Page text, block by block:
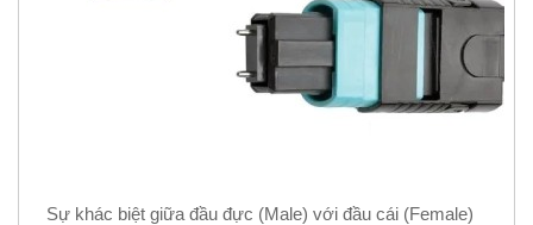
Sự khác biệt giữa đầu đực (Male) với đầu cái (Female)